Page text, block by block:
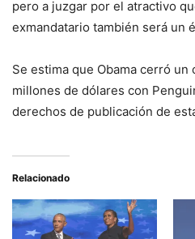
pero a juzgar por el atractivo
exmandatario también será un
Se estima que Obama cerró
millones de dólares con
derechos de publicación de
Relacionado